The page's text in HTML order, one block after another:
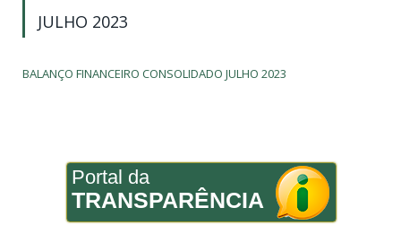
JULHO 2023
BALANÇO FINANCEIRO CONSOLIDADO JULHO 2023
Portal da
TRANSPARÊNCIA